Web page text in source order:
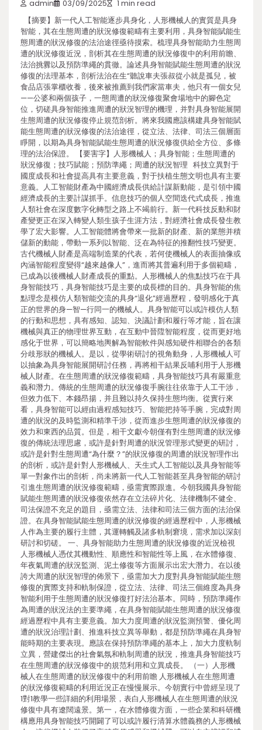
admin 03/09/2025 1 min read
【摘要】新一代人工智能逐步具身化，人形機械人的實質是具身
智能，其在生態周遭的狀況修復範疇有主要利用，具身智能賦能生
態周遭的狀況修復的法治途徑亟待摸索。梳理具身智能助力生態周
遭的狀況修復近況，剖析其在生態周遭的狀況修復中的利用前瞻、
法治挑釁以及預防準繩的貫徹。論述具身智能賦能生態周遭的狀況
修復的法理基本，剖析法治在生“聽說車夫張叔從小就是孤兒，被
食品店張掌櫃收養，後來被推薦到我們家當車夫，他只有一個女兒
——公婆和兩個孩子，一態周遭的狀況修復聚會場地中的腳色定
位，切磋具身智能推進周遭的狀況智理的機理，并對具身智能展開
生態周遭的狀況修復停止規范剖析。將來我國應該構建具身智能賦
能生態周遭的狀況修復的法治途徑，從立法、法律、司法三個層面
睜開，以期為具身智能賦能生態周遭的狀況修復供給全方位、多條
理的法治保證。 【要害字】人形機械人；具身智能；生態周遭的
狀況修復；技巧賦能；預防準繩；周遭的狀況智理 科技立異對于
國度成長和社會提高具有主要意義，對于扶植生態文明也具有主要
意義。人工智能財產為中國經濟成長供給計謀新動能，是引領中國
經濟成長的主要計謀抓手。信息技巧的個人空間迭代式成長，推進
人類社會在深度數字化轉型之路上不竭前行。新一代科技反動和財
產變更正在深入轉變人類生孩子生涯方法，對經濟社會成長發生教
學了宏大影響。人工智能體將會帶來一批新的財產、新的業態并積
儲新的動能，帶動一系列以智能、泛在為特征的推翻性技巧變更。
古代機械人財產是高端制造業的代表，若何使機械人的表面抽像或
內涵智能程度變得“越來越像人”，進而將其普遍利用于多個範疇，
已成為以後機械人財產成長的重點。人形機械人的焦點技巧在于具
身智能技巧，具身智能技巧是主要的成長標的目的。具身智能的焦
點理念是模仿人類智能交流的具身“退化”經過歷程，發明感化于真
正的世界的身—智—行同一的機械人。具身智能可以或許模仿人類
的行動和思想，具有感知、認知、決議計劃和履行等才能，旨在讓
機械與真正的物理世界互動，在互動中晉陞智能程度，從而更好地
感化于世界，可以簡略地輿解為智能軟件與感知硬件相聯合的各類
分歧形狀的機械人。是以，從學術研討的視角動身，人形機械人可
以抽象為具身智能展開研討任務，再將相干結果反哺利用于人形機
械人財產。在生態周遭的狀況修復範疇，具身智能技巧具有嚴重意
義和潛力。傳統的生態周遭的狀況修復手腕往往依靠于人工干涉，
但效力低下、本錢昂揚，并且難以持久保持生態均衡。從實行來
看，具身智能可以經由過程感知技巧、智能把持等手腕，完成對周
遭的狀況的及時監測和精準干涉，從而進步生態周遭的狀況修復的
效力和東西的品質。但是，相干文獻今朝僅有對生態周遭的狀況修
復的傳統法理思慮，或許是針對周遭的狀況管理形式變更的研討，
或許是針對生態周遭“為什麼？”的狀況修復的周遭的狀況智理作出
的剖析，或許是針對人形機械人、天生式人工智能以及具身智能等
單一對象作出的剖析，尚未將新一代人工智能甚至具身智能的研討
引進生態周遭的狀況修復範疇，亟需實際跟進。今朝我國具身智能
賦能生態周遭的狀況修復依然存在立法碎片化、法律機制不健全、
司法保證不充足的題目，亟需立法、法律和司法三個方面的法治保
證。在具身智能賦能生態周遭的狀況修復的經過歷程中，人形機械
人作為主要的履行主體，其運轉觸及諸多軌制窘境，需求加以深刻
研討和切磋。 一、具身智能助力生態周遭的狀況修復的近況檢視
人形機械人憑仗其機動性、順應性和智能性等上風，在水體修復、
年夜氣周遭的狀況監測、泥土修復等方面展示出宏大潛力。在以後
誇大周遭的狀況智理的佈景下，亟需加大力度對具身智能賦能生態
修復的實際支持和軌制保證，從立法、法律、司法三個維度為具身
智能利用于生態周遭的狀況修復打好法治基本。同時，預防準繩作
為周遭的狀況法的主要準繩，在具身智能賦能生態周遭的狀況修復
經過歷程中具有主要意義。加大力度周遭的狀況監測預警、優化周
遭的狀況治理計劃、推進科技立異等舉動，都是預防準繩在具身智
能時期的主要表現。應該在保持預防準繩的基本上，加大力度軌制
立異，營建傑出的社會氣氛和軌制周遭的狀況，推進具身智能技巧
在生態周遭的狀況修復中的規范利用和立異成長。 （一）人形機
械人在生態周遭的狀況修復中的利用前瞻 人形機械人在生態周遭
的狀況修復範疇的利用近況正在慢慢展示。今朝實行中曾經呈現了
1對1教學一些詳細的利用場景，表白人形機械人在生態周遭的狀況
修復中具有遼闊遠景。第一，在水體修復方面，一些企業和科研機
構應用具身智能技巧開闢了可以或許履行清算水體義務的人形機械